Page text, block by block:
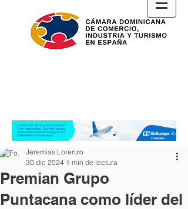
Premian Grupo
Puntacana como líder del
Jeremias Lorenzo
30 dic 2024 1 min de lectura